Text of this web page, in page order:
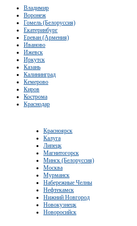
Владимир
Воронеж
Гомель (Белоруссия)
Екатеринбург
Ереван (Армения)
Иваново
Ижевск
Иркутск
Казань
Калининград
Кемерово
Киров
Кострома
Краснодар
Красноярск
Калуга
Липецк
Магнитогорск
Минск (Белоруссия)
Москва
Мурманск
Набережные Челны
Нефтекамск
Нижний Новгород
Новокузнецк
Новоросийск